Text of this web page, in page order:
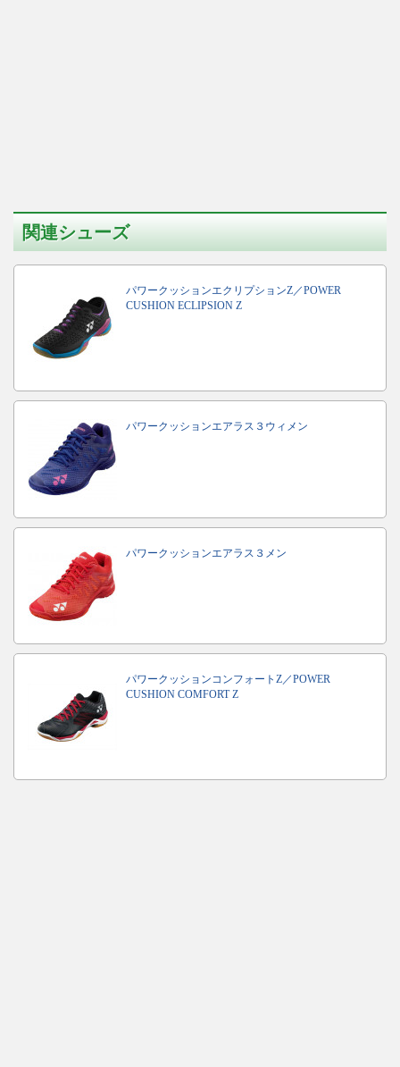
関連シューズ
パワークッションエクリプションZ／POWER
CUSHION ECLIPSION Z
パワークッションエアラス３ウィメン
パワークッションエアラス３メン
パワークッションコンフォートZ／POWER
CUSHION COMFORT Z